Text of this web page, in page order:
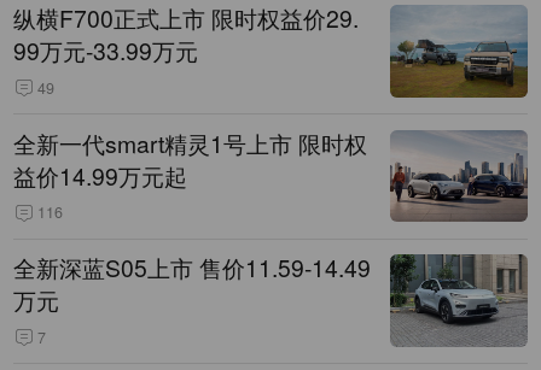
纵横F700正式上市 限时权益价29.
99万元-33.99万元
49
全新一代smart精灵1号上市 限时权
益价14.99万元起
116
全新深蓝S05上市 售价11.59-14.49
万元
7